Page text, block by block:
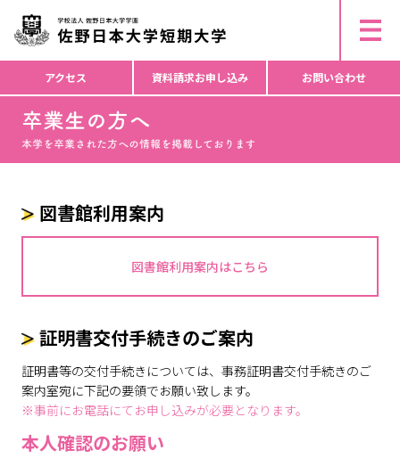
アクセス 資料請求お申し込み お問い合わせ
ド
か
ら
索
▶︎ 個人情報の取り扱いについて
▶︎ コピーライト
図書館利用案内
図書館利用案内はこちら
証明書交付手続きのご案内
証明書等の交付手続きについては、事務証明書交付手続きのご
案内室宛に下記の要領でお願い致します。
※事前にお電話にてお申し込みが必要となります。
本人確認のお願い